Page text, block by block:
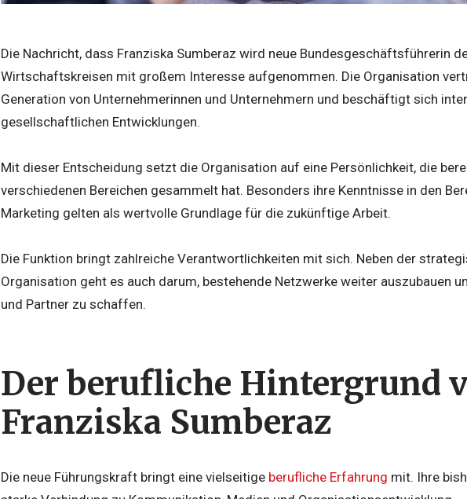
Die Nachricht, dass Franziska Sumberaz wird neue Bundesgeschäftsführerin
Wirtschaftskreisen mit großem Interesse aufgenommen. Die Organisation
Generation von Unternehmerinnen und Unternehmern und beschäftigt sich
gesellschaftlichen Entwicklungen.
Mit dieser Entscheidung setzt die Organisation auf eine Persönlichkeit, die
verschiedenen Bereichen gesammelt hat. Besonders ihre Kenntnisse in den
Marketing gelten als wertvolle Grundlage für die zukünftige Arbeit.
Die Funktion bringt zahlreiche Verantwortlichkeiten mit sich. Neben der
Organisation geht es auch darum, bestehende Netzwerke weiter auszubauen
und Partner zu schaffen.
Der berufliche Hintergrund
Franziska Sumberaz
Die neue Führungskraft bringt eine vielseitige berufliche Erfahrung mit. Ihre